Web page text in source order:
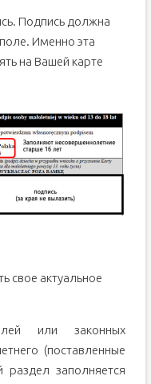
Подпись должна
Именно эта
на Вашей карте
свое актуальное
или законных
(поставленные
раздел заполняется